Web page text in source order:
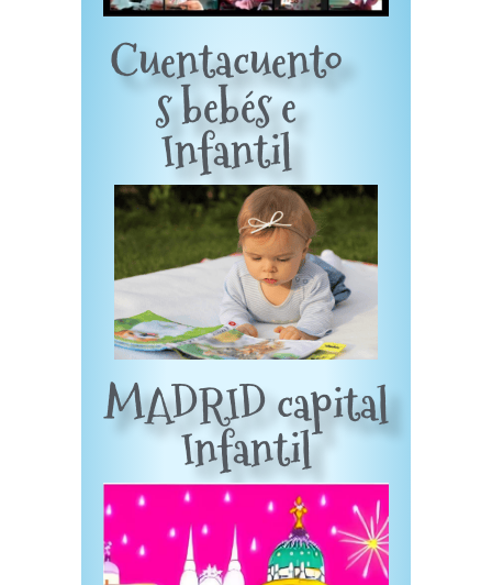
Cuentacuento
s bebés e
Infantil
MADRID capital
Infantil